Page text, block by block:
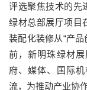
评选聚焦技术的先
绿材总部展厅项目
装配化装修从“产品
前，新明珠绿材
府、媒体、国际
流，为推动产业协